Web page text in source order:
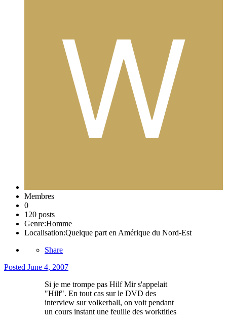
Membres
0
120 posts
Genre:Homme
Localisation:Quelque part en Amérique du Nord-Est
Share
Posted June 4, 2007
Si je me trompe pas Hilf Mir s'appelait
"Hilf". En tout cas sur le DVD des
interview sur volkerball, on voit pendant
un cours instant une feuille des worktitles